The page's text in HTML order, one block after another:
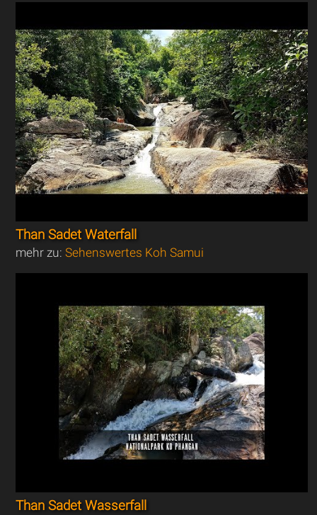
Than Sadet Waterfall
mehr zu:Sehenswertes Koh Samui
Than Sadet Wasserfall